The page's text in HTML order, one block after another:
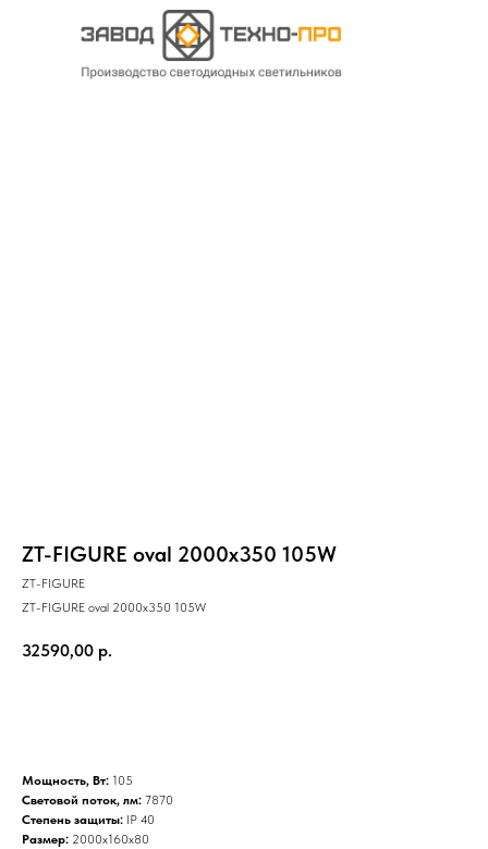
ZT-FIGURE oval 2000x350 105W
ZT-FIGURE
ZT-FIGURE oval 2000x350 105W
32590,00 р.
Мощность, Вт: 105
Световой поток, лм: 7870
Степень защиты: IP 40
Размер: 2000x160x80